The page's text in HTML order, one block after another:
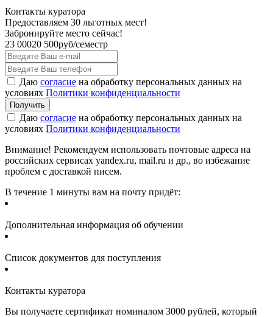
Контакты куратора
Предоставляем 30 льготных мест!
Забронируйте место сейчас!
23 00020 500руб/семестр
Даю согласие на обработку персональных данных на
условиях Политики конфиденциальности
Даю согласие на обработку персональных данных на
условиях Политики конфиденциальности
Внимание! Рекомендуем использовать почтовые адреса на
российских сервисах yandex.ru, mail.ru и др., во избежание
проблем с доставкой писем.
В течение 1 минуты вам на почту придёт:
Дополнительная информация об обучении
Список документов для поступления
Контакты куратора
Вы получаете сертификат номиналом 3000 рублей, который